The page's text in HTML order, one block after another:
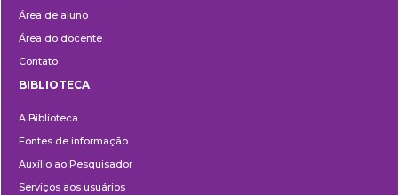
Área de aluno
Área do docente
Contato
BIBLIOTECA
A Biblioteca
Fontes de informação
Auxílio ao Pesquisador
Serviços aos usuários